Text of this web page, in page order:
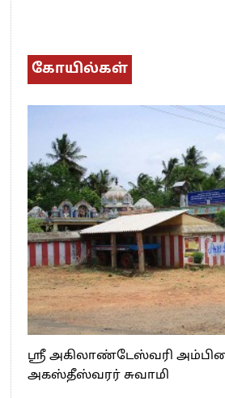
கோயில்கள்
ஸ்ரீ அகிலாண்டேஸ்வரி
அகஸ்தீஸ்வரர் சுவாமி